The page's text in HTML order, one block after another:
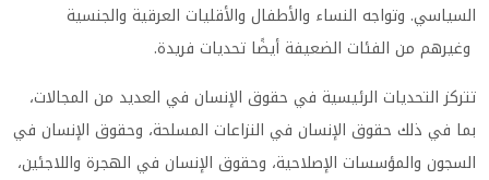
السياسي. وتواجه النساء والأطفال والأقليات العرقية والجنسية
وغيرهم من الفئات الضعيفة أيضًا تحديات فريدة.
تتركز التحديات الرئيسية في حقوق الإنسان في العديد من المجالات،
بما في ذلك حقوق الإنسان في النزاعات المسلحة، وحقوق الإنسان في
السجون والمؤسسات الإصلاحية، وحقوق الإنسان في الهجرة واللاجئين،